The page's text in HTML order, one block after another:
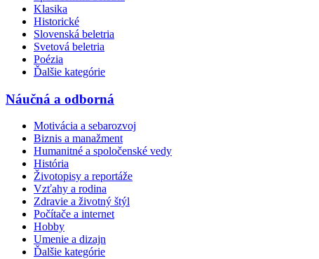
Klasika
Historické
Slovenská beletria
Svetová beletria
Poézia
Ďalšie kategórie
Náučná a odborná
Motivácia a sebarozvoj
Biznis a manažment
Humanitné a spoločenské vedy
História
Životopisy a reportáže
Vzťahy a rodina
Zdravie a životný štýl
Počítače a internet
Hobby
Umenie a dizajn
Ďalšie kategórie